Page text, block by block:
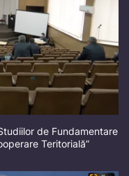
de Fundamentare
Teritorială”